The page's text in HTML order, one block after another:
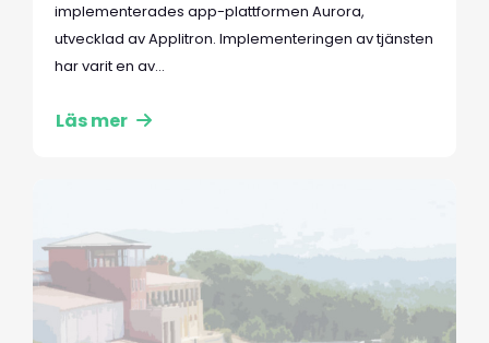
implementerades app-plattformen Aurora,
utvecklad av Applitron. Implementeringen av tjänsten
har varit en av...
Läs mer